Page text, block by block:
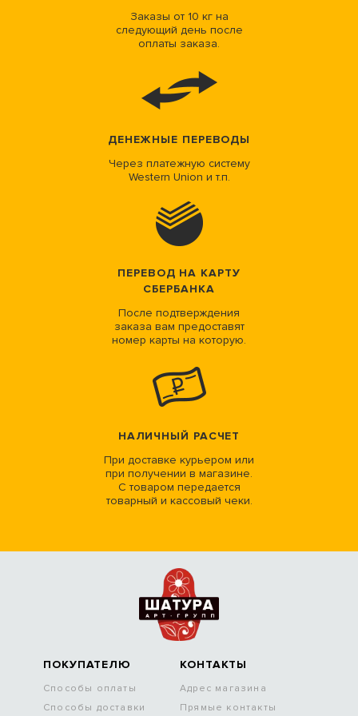
Заказы от 10 кг на
следующий день после
оплаты заказа.
ДЕНЕЖНЫЕ ПЕРЕВОДЫ
Через платежную систему
Western Union и т.п.
ПЕРЕВОД НА КАРТУ
СБЕРБАНКА
После подтверждения
заказа вам предоставят
номер карты на которую.
НАЛИЧНЫЙ РАСЧЕТ
При доставке курьером или
при получении в магазине.
С товаром передается
товарный и кассовый чеки.
ПОКУПАТЕЛЮ
Способы оплаты
Способы доставки
КОНТАКТЫ
Адрес магазина
Прямые контакты